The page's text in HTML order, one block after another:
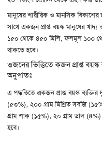
মানুষের শারীরিক ও মানসিক
সাথে একজন প্রাপ্ত বয়স্ক মানুষের
১৫০ থেকে ৪৫০ মিলি, ফলমূল ১০০
থাকতে হবে।
ওজনের ভিত্তিতে কজন প্রাপ্ত বয়স্ক
অনুপাতঃ
এ পদ্ধতিতে একজন প্রাপ্ত বয়স্ক
(৫৩%), ২০০ গ্রাম মিশ্রিত সবজি
গ্রাম শাক (১৫%), ২০ গ্রাম ডাল
হবে।